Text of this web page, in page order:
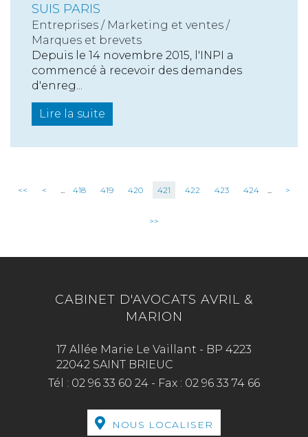
SUIS PARIS
Entreprises / Marketing et ventes /
Marques et brevets
Depuis le 14 novembre 2015, l'INPI a
commencé à recevoir des demandes
d'enreg...
Lire la suite
<< < ... 418 419 420 421 422 423 424 ... >
>>
CABINET D'AVOCATS AVRIL &
MARION
17 Allée Marie Le Vaillant - BP 4223
22042 SAINT BRIEUC
Tél : 02 96 33 60 24 - Fax : 02 96 33 74 66
NOUS LOCALISER